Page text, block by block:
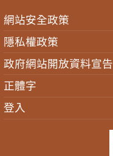
網站安全政策
隱私權政策
政府網站開放資料宣告
正體字
登入